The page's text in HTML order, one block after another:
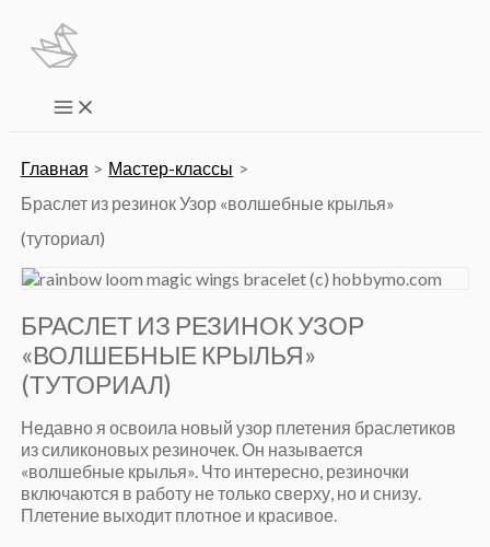
Перейти
содержимому
Main
Menu
Главная
Мастер-классы
Браслет из резинок Узор «волшебные крылья»
(туториал)
БРАСЛЕТ ИЗ РЕЗИНОК УЗОР
«ВОЛШЕБНЫЕ КРЫЛЬЯ»
(ТУТОРИАЛ)
Недавно я освоила новый узор плетения браслетиков
из силиконовых резиночек. Он называется
«волшебные крылья». Что интересно, резиночки
включаются в работу не только сверху, но и снизу.
Плетение выходит плотное и красивое.